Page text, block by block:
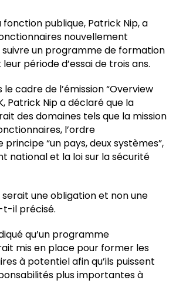
publique, Patrick Nip, a
nouvellement
un programme de formation
période d’essai de trois ans.
le cadre de l’émission “Overview
Patrick Nip a déclaré que la
des domaines tels que la mission
l’ordre
“un pays, deux systèmes”,
national et la loi sur la sécurité
serait une obligation et non une
t-il précisé.
qu’un programme
mis en place pour former les
à potentiel afin qu’ils puissent
plus importantes à